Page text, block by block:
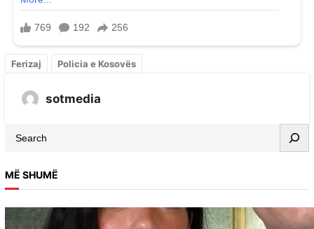
Ferizaj Policia e Kosovës
sotmedia
MË SHUMË